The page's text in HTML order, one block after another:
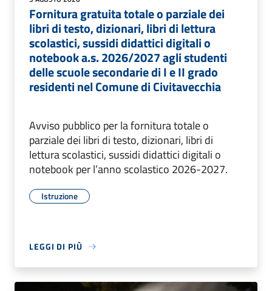
Fornitura gratuita totale o parziale dei
libri di testo, dizionari, libri di lettura
scolastici, sussidi didattici digitali o
notebook a.s. 2026/2027 agli studenti
delle scuole secondarie di I e II grado
residenti nel Comune di Civitavecchia
Avviso pubblico per la fornitura totale o
parziale dei libri di testo, dizionari, libri di
lettura scolastici, sussidi didattici digitali o
notebook per l’anno scolastico 2026-2027.
Istruzione
LEGGI DI PIÙ